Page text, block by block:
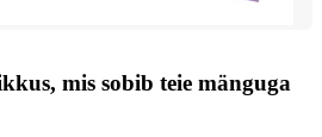
mis sobib teie mänguga